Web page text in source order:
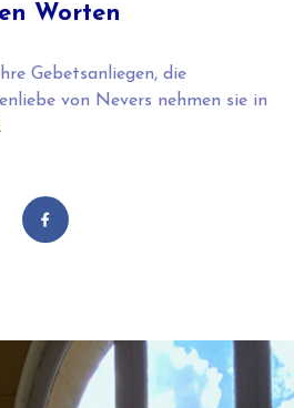
Worten
Gebetsanliegen, die
von Nevers nehmen sie in